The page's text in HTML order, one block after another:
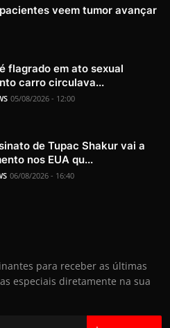
veem tumor avançar
flagrado em ato sexual
carro circulava...
05/08/2026 - 12:00
de Tupac Shakur vai a
nos EUA qu...
06/08/2026 - 16:40
para receber as últimas
especiais diretamente na sua